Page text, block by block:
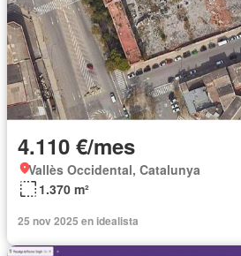
4.110 €/mes
Vallès Occidental, Catalunya
1.370 m²
25 nov 2025 en idealista